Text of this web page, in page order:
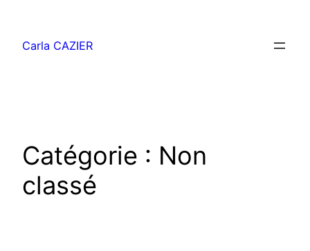
contenu
Carla CAZIER
Catégorie : Non
classé